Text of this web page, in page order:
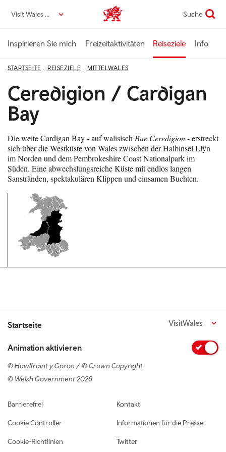
zumVisit Wales DE VisitWales home Suche
Inspirieren Sie mich Freizeitaktivitäten Reiseziele Info
STARTSEITE REISEZIELE MITTELWALES
Ceredigion / Cardigan
Bay
Die weite Cardigan Bay - auf walisisch Bae Ceredigion- erstreckt
sich über die Westküste von Wales zwischen der Halbinsel Llŷn
im Norden und dem Pembrokeshire Coast Nationalpark im
Süden. Eine abwechslungsreiche Küste mit endlos langen
Sanstränden, spektakulären Klippen und einsamen Buchten.
Startseite VisitWales
Animation aktivieren
© Hawlfraint y Goron / © Crown Copyright
© Welsh Government 2026
Footer navigation
Barrierefrei
Cookie Controller
Cookie-Richtlinien
Kontakt
Informationen für die Presse
Twitter